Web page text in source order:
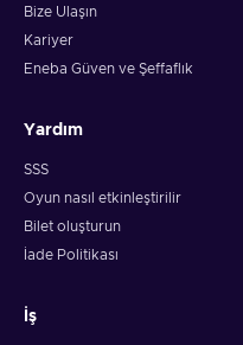
Bize Ulaşın
Kariyer
Eneba Güven ve Şeffaflık
Yardım
SSS
Oyun nasıl etkinleştirilir
Bilet oluşturun
İade Politikası
İş